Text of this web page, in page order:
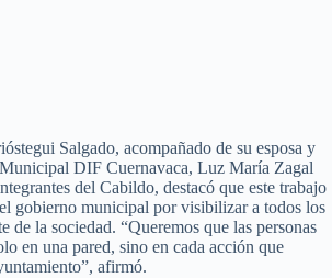
Salgado, acompañado de su esposa y
DIF Cuernavaca, Luz María Zagal
del Cabildo, destacó que este trabajo
gobierno municipal por visibilizar a todos los
de la sociedad. “Queremos que las personas
en una pared, sino en cada acción que
afirmó.